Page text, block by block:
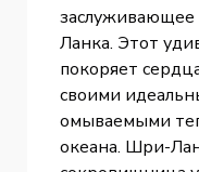
Ланка. Этот
покоряет
своими
омываемыми
океана. Шри-